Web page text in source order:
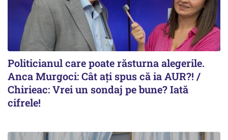
Politicianul care poate răsturna alegerile.
Anca Murgoci: Cât ați spus că ia AUR?! /
Chirieac: Vrei un sondaj pe bune? Iată
cifrele!